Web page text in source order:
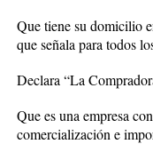
Que tiene su domicilio
que señala para todos
Declara “La
Que es una empresa
comercialización e